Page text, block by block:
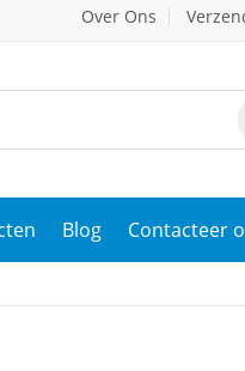
Over Ons
Blog Contacteer